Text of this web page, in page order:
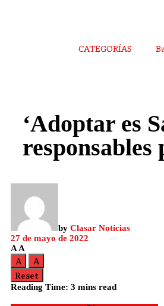
CATEGORÍAS
‘Adoptar es
responsables
by Clasar Noticias
27 de mayo de 2022
A A
A
A
Reset
Reading Time: 3 mins read